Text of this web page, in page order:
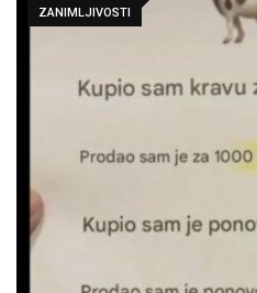
ZANIMLJIVOSTI